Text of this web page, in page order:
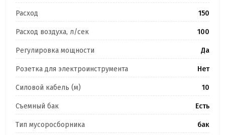
Расход 150
Расход воздуха, л/сек 100
Регулировка мощности Да
Розетка для электроинструмента Нет
Силовой кабель (м) 10
Съемный бак Есть
Тип мусоросборника бак